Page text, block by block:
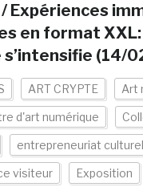
/ Expériences
en format
s’intensifie (14/
ART CRYPTE Art
d'art numérique
entrepreneuriat culturel
visiteur Exposition